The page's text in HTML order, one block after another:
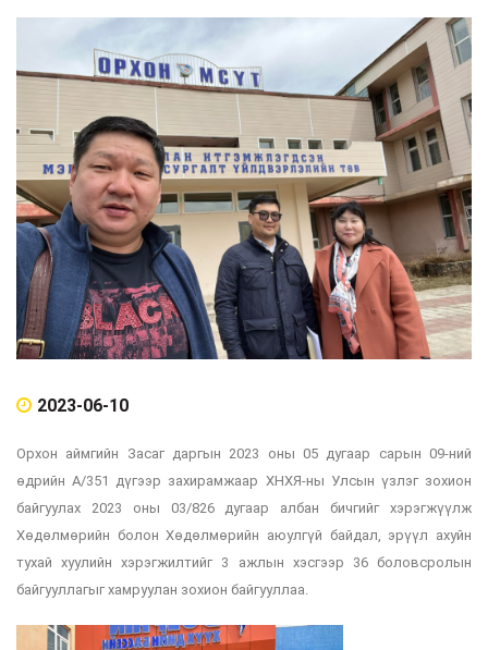
2023-06-10
Орхон аймгийн Засаг даргын 2023 оны 05 дугаар сарын 09-ний
өдрийн А/351 дүгээр захирамжаар ХНХЯ-ны Улсын үзлэг зохион
байгуулах 2023 оны 03/826 дугаар албан бичгийг хэрэгжүүлж
Хөдөлмөрийн болон Хөдөлмөрийн аюулгүй байдал, эрүүл ахуйн
тухай хуулийн хэрэгжилтийг 3 ажлын хэсгээр 36 боловсролын
байгууллагыг хамруулан зохион байгууллаа.